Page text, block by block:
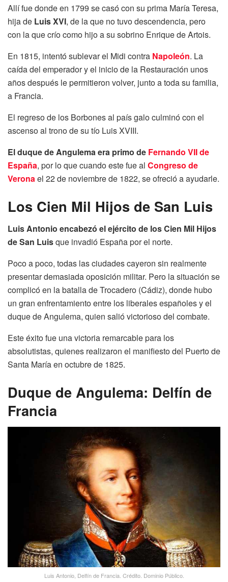
Allí fue donde en 1799 se casó con su prima María Teresa,
hija de Luis XVI, de la que no tuvo descendencia, pero
con la que crío como hijo a su sobrino Enrique de Artois.
En 1815, intentó sublevar el Midi contra Napoleón. La
caída del emperador y el inicio de la Restauración unos
años después le permitieron volver, junto a toda su familia,
a Francia.
El regreso de los Borbones al país galo culminó con el
ascenso al trono de su tío Luis XVIII.
El duque de Angulema era primo de Fernando VII de
España, por lo que cuando este fue al Congreso de
Veronael 22 de noviembre de 1822, se ofreció a ayudarle.
Los Cien Mil Hijos de San Luis
Luis Antonio encabezó el ejército de los Cien Mil Hijos
de San Luisque invadió España por el norte.
Poco a poco, todas las ciudades cayeron sin realmente
presentar demasiada oposición militar. Pero la situación se
complicó en la batalla de Trocadero (Cádiz), donde hubo
un gran enfrentamiento entre los liberales españoles y el
duque de Angulema, quien salió victorioso del combate.
Este éxito fue una victoria remarcable para los
absolutistas, quienes realizaron el manifiesto del Puerto de
Santa María en octubre de 1825.
Duque de Angulema: Delfín de
Francia
Luis Antonio, Delfín de Francia. Crédito. Dominio Público.